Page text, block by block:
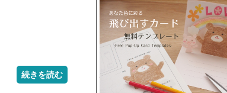
続きを読む